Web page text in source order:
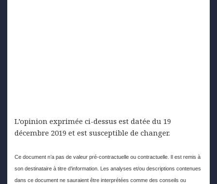
L’opinion exprimée ci-dessus est datée du 19
décembre 2019 et est susceptible de changer.
Ce document n’a pas de valeur pré-contractuelle ou contractuelle. Il est remis à
son destinataire à titre d’information. Les analyses et/ou descriptions contenues
dans ce document ne sauraient être interprétées comme des conseils ou